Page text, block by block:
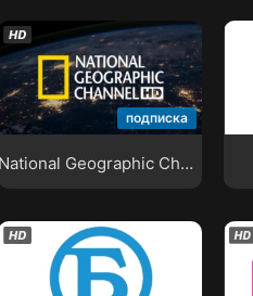
подписка
National Geographic
Channel
National Geographic Channel